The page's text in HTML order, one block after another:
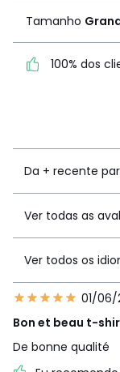
Tamanho
100% dos
Da + recente
Ver todas as
Ver todos os
01/06/
Bon et beau t-
De bonne qualité